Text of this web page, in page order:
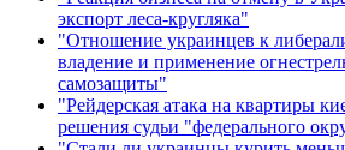
экспорт леса-кругляка"
"Отношение украинцев к
владение и применение
самозащиты"
"Рейдерская атака на квартиры
решения судьи "федерального